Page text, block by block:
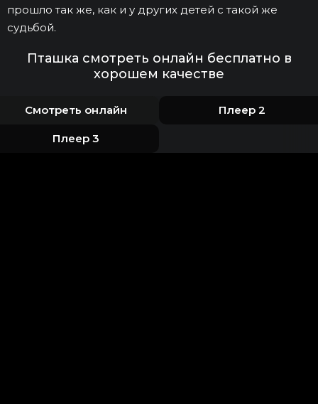
прошло так же, как и у других детей с такой же
судьбой.
Пташка смотреть онлайн бесплатно в
хорошем качестве
Смотреть онлайн Плеер 2
Плеер 3